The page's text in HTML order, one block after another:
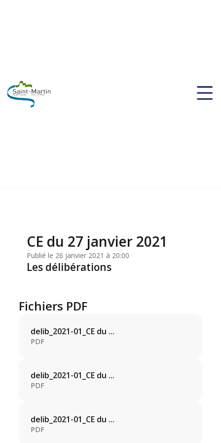
CE du 27 janvier 2021
Publié le 26 janvier 2021 à 20:00
Les délibérations
Fichiers PDF
delib_2021-01_CE du ...
PDF
delib_2021-01_CE du ...
PDF
delib_2021-01_CE du ...
PDF